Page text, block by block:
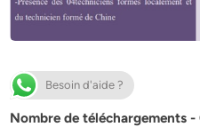
Besoin d'aide ?
Nombre de téléchargements -